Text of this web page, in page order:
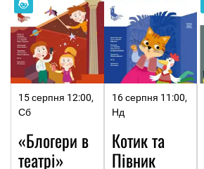
15 серпня 12:00,
Сб
«Блогери в
театрі»
16 серпня 11:00,
Нд
Котик та
Півник